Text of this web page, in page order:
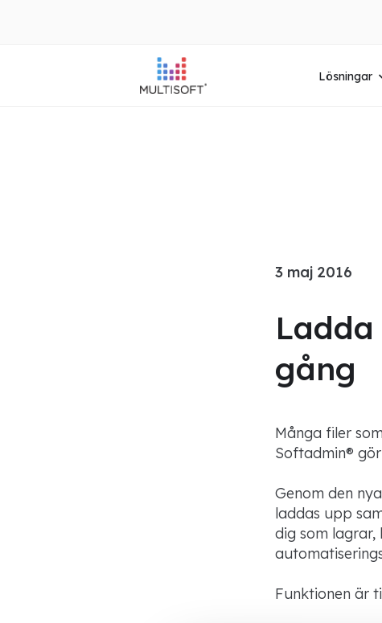
Lösningar
3 maj 2016
gång
Många filer
Softadmin®
Genom den
laddas upp
dig som
Funktionen är